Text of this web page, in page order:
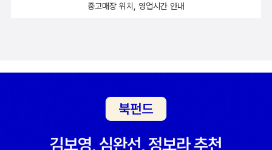
하는 사람이 있고, 마음에 사랑이 가득한 채 말만 거칠어 보이는 사람
니다. 내가 나한테 기쁨이라는 씨앗을 심으니 내가 스스로 기쁨을 거
두어요... 플라비 아줌마는 베베르의 집에 있는 나이프, 냅킨, 냄비, 화
중고매장 위치, 영업시간 안내